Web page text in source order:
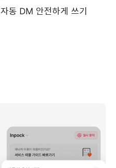
동 DM 안전하게 쓰기